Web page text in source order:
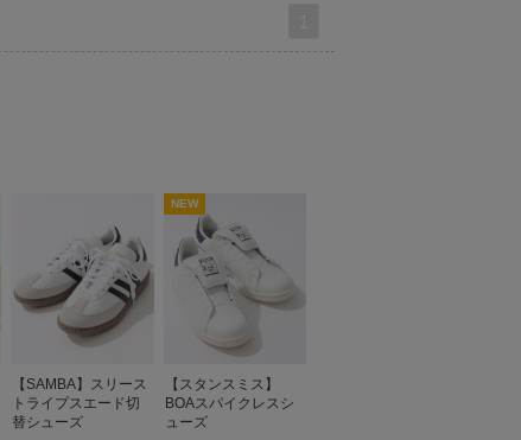
【SAMBA】スリース
トライプスエード切
替シューズ
NEW
【スタンスミス】
BOAスパイクレスシ
ューズ